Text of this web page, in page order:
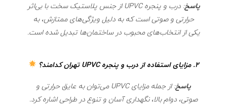
پاسخ
: درب و پنجره UPVC از جنس پلاستیک سخت با بی‌اثر
حرارتی و صوتی است که به دلیل ویژگی‌های ممتازش، به
یکی از انتخاب‌های محبوب در ساختمان‌ها تبدیل شده است.
2. مزایای استفاده از درب و پنجره UPVC تهران کدامند؟
پاسخ
: از جمله مزایای UPVC می‌توان به عایق حرارتی و
صوتی، دوام بالا، نگهداری آسان و تنوع در طراحی اشاره کرد.